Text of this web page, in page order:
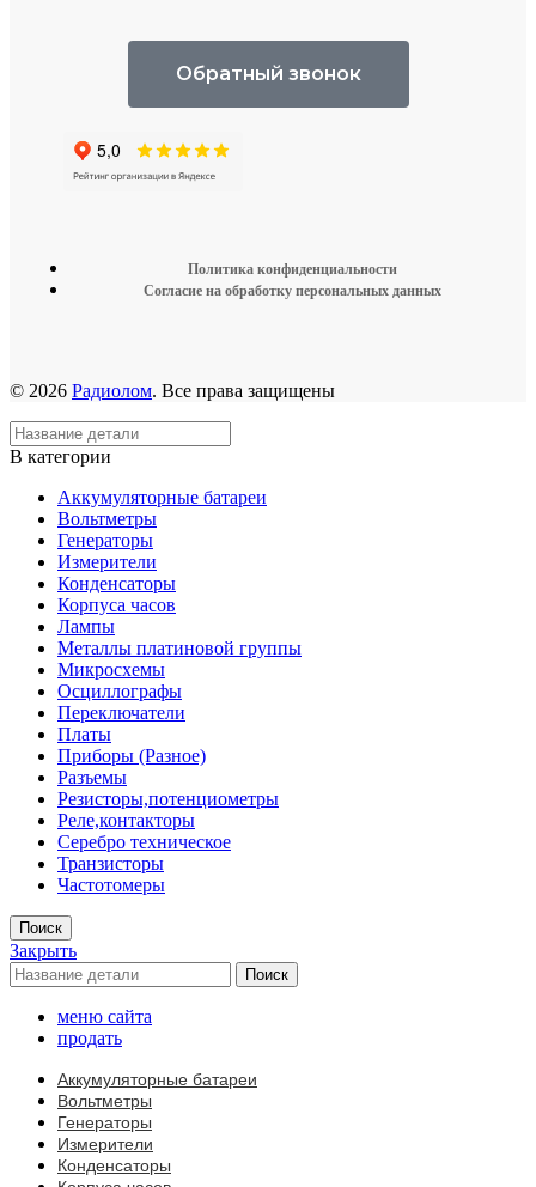
Обратный звонок
Политика конфиденциальности
Согласие на обработку персональных данных
© 2026 Радиолом. Все права защищены
В категории
Аккумуляторные батареи
Вольтметры
Генераторы
Измерители
Конденсаторы
Корпуса часов
Лампы
Металлы платиновой группы
Микросхемы
Осциллографы
Переключатели
Платы
Приборы (Разное)
Разъемы
Резисторы,потенциометры
Реле,контакторы
Серебро техническое
Транзисторы
Частотомеры
Поиск
Закрыть
Поиск
меню сайта
продать
Аккумуляторные батареи
Вольтметры
Генераторы
Измерители
Конденсаторы